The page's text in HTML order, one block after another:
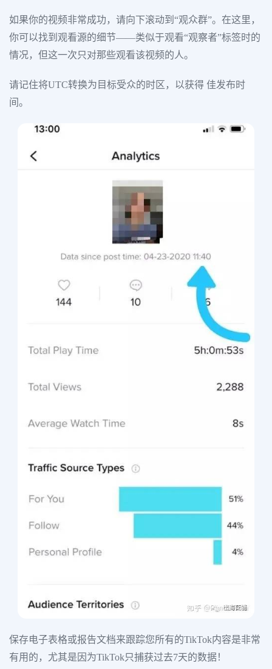
如果你的视频非常成功，请向下滚动到“观众群”。在这里，
你可以找到观看源的细节——类似于观看“观察者”标签时的
情况，但这一次只对那些观看该视频的人。
请记住将UTC转换为目标受众的时区，以获得 佳发布时
间。
保存电子表格或报告文档来跟踪您所有的TikTok内容是非常
有用的，尤其是因为TikTok只捕获过去7天的数据！